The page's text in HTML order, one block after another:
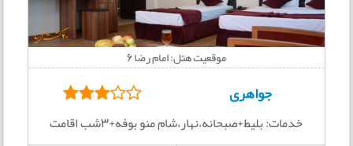
موقعیت هتل: امام رضا 6
جواهری
خدمات: بلیط+صبحانه،نهار،شام منو بوفه+3شب اقامت